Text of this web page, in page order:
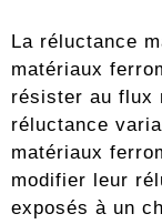
La réluctance
matériaux
résister au flux
réluctance
matériaux
modifier leur
exposés à un